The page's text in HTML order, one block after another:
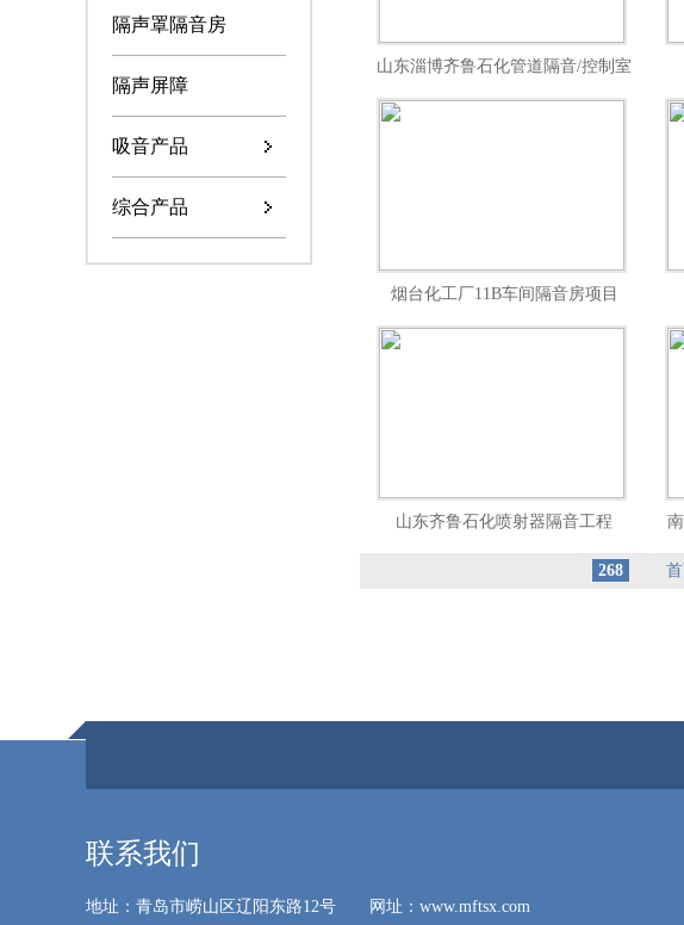
隔声罩隔音房
隔声屏障
吸音产品
综合产品
山东淄博齐鲁石化管道隔音/控制室
烟台化工厂11B车间隔音房项目
山东齐鲁石化喷射器隔音工程
268 首
联系我们
地址：青岛市崂山区辽阳东路12号 网址：www.mftsx.com